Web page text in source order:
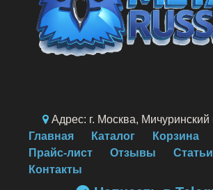
Адрес: г. Москва, Мичуринский
Главная
Каталог
Корзина
Прайс-лист
Отзывы
Статьи
Контакты